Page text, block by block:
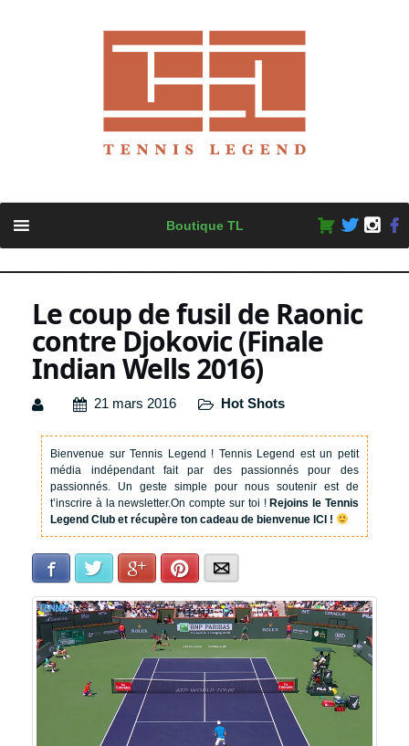
content
Boutique TL
Le coup de fusil de Raonic
contre Djokovic (Finale
Indian Wells 2016)
21 mars 2016 Hot Shots
Bienvenue sur Tennis Legend ! Tennis Legend est un petit
média indépendant fait par des passionnés pour des
passionnés. Un geste simple pour nous soutenir est de
t’inscrire à la newsletter.On compte sur toi !Rejoins le Tennis
Legend Club et récupère ton cadeau de bienvenue ICI !
Facebook Twitter Google+Pinterest